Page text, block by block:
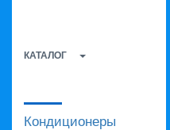
КАТАЛОГ
Кондиционеры